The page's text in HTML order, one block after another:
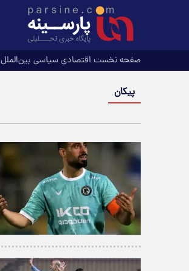
صفحه نخست اقتصادی سیاسی بین‌الملل
پیکان